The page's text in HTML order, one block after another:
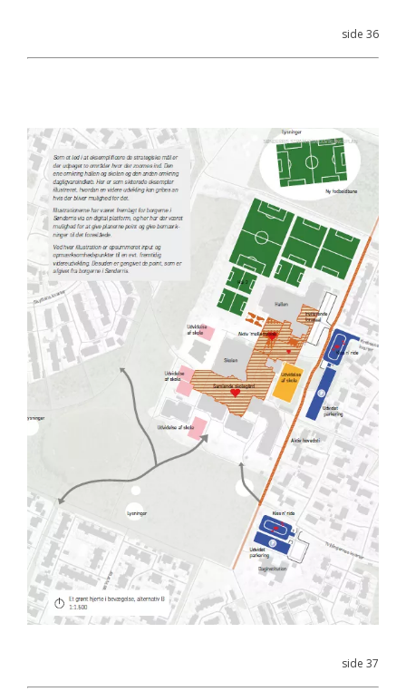
side 36
side 37